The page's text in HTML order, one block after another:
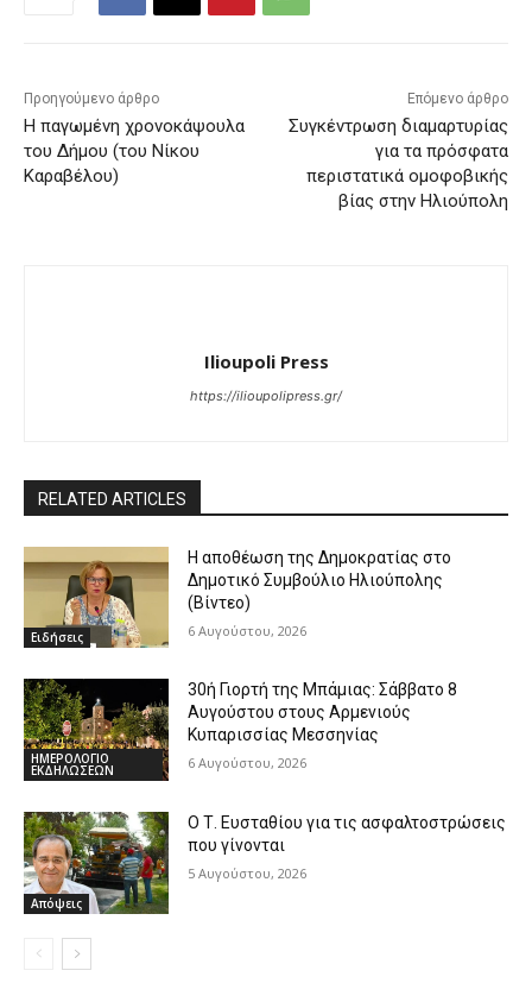
Προηγούμενο άρθρο
Η παγωμένη χρονοκάψουλα
του Δήμου (του Νίκου
Καραβέλου)
Επόμενο άρθρο
Συγκέντρωση διαμαρτυρίας
για τα πρόσφατα
περιστατικά ομοφοβικής
βίας στην Ηλιούπολη
Ilioupoli Press
https://ilioupolipress.gr/
RELATED ARTICLES
Ειδήσεις
Η αποθέωση της Δημοκρατίας στο
Δημοτικό Συμβούλιο Ηλιούπολης
(Βίντεο)
6 Αυγούστου, 2026
ΗΜΕΡΟΛΟΓΙΟ
ΕΚΔΗΛΩΣΕΩΝ
30ή Γιορτή της Μπάμιας: Σάββατο 8
Αυγούστου στους Αρμενιούς
Κυπαρισσίας Μεσσηνίας
6 Αυγούστου, 2026
Απόψεις
Ο Τ. Ευσταθίου για τις ασφαλτοστρώσεις
που γίνονται
5 Αυγούστου, 2026